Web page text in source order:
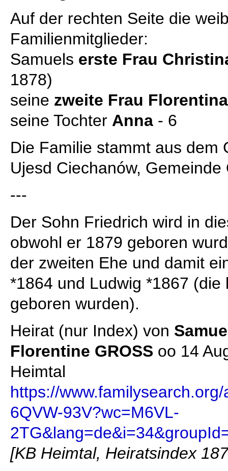
Auf der rechten Seite die
Familienmitglieder:
Samuels erste Frau
1878)
seine zweite Frau Florentina
seine Tochter Anna - 6
Die Familie stammt aus dem
Ujesd Ciechanów, Gemeinde
---
Der Sohn Friedrich wird in
obwohl er 1879 geboren
der zweiten Ehe und damit
*1864 und Ludwig *1867
geboren wurden).
Heirat (nur Index) von
Florentine GROSS oo 14
Heimtal
https://
6QVW-93V?wc=M6VL-
[KB Heimtal, Heiratsindex